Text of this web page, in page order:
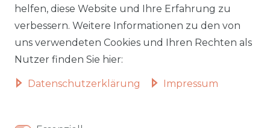
Zahlungsarten
Widerrufsformular
Informationen zu Elektro-
AGB
Datenschutz
Vertrag widerrufen
helfen, diese Website und Ihre Erfahrung zu
verbessern. Weitere Informationen zu den von
uns verwendeten Cookies und Ihren Rechten als
Nutzer finden Sie hier:
Daten­schutz­erklärung Impressum